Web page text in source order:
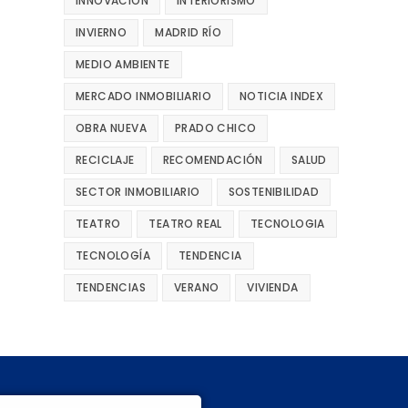
INVIERNO MADRID RÍO
MEDIO AMBIENTE
MERCADO INMOBILIARIO NOTICIA INDEX
OBRA NUEVA PRADO CHICO
RECICLAJE RECOMENDACIÓN SALUD
SECTOR INMOBILIARIO SOSTENIBILIDAD
TEATRO TEATRO REAL TECNOLOGIA
TECNOLOGÍA TENDENCIA
TENDENCIAS VERANO VIVIENDA